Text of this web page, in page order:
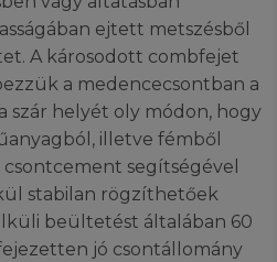
ejtett metszésből
A károsodott combfejet
a medencecsontban a
szár helyét oly módon, hogy
illetve fémből
segítségével
stabilan rögzíthetőek
beültetést általában 60
jó csontállomány